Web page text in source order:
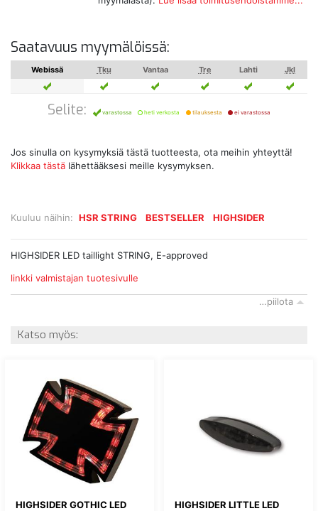
Kuuluu näihin: HSR STRING BESTSELLER HIGHSIDER
Saatavuus myymälöissä:
Webissä Tku Vantaa Tre Lahti Jkl
Selite: varastossa heti verkosta tilauksesta ei varastossa
Jos sinulla on kysymyksiä tästä tuotteesta, ota meihin yhteyttä!
Klikkaa tästä lähettääksesi meille kysymyksen.
HIGHSIDER LED taillight STRING, E-approved
linkki valmistajan tuotesivulle
…piilota
Katso myös:
HIGHSIDER GOTHIC LED
HIGHSIDER LITTLE LED